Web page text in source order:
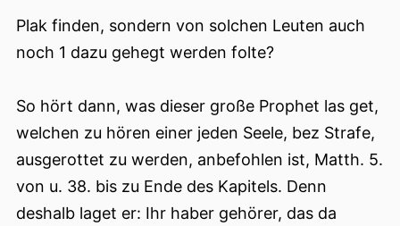
Plak finden, sondern von solchen Leuten auch
noch 1 dazu gehegt werden folte?
So hört dann, was dieser große Prophet las get,
welchen zu hören einer jeden Seele, bez Strafe,
ausgerottet zu werden, anbefohlen ist, Matth. 5.
von u. 38. bis zu Ende des Kapitels. Denn
deshalb laget er: Ihr haber gehörer, das da